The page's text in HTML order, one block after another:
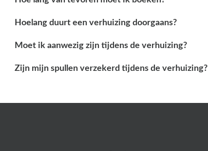
Hoelang duurt een verhuizing doorgaans?
Moet ik aanwezig zijn tijdens de verhuizing?
Zijn mijn spullen verzekerd tijdens de verhuizing?